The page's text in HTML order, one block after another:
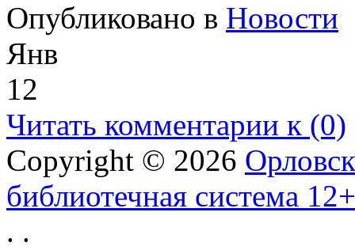
Опубликовано в Новости
Янв
12
Читать комментарии к (0)
Copyright © 2026
библиотечная система 12+
. .